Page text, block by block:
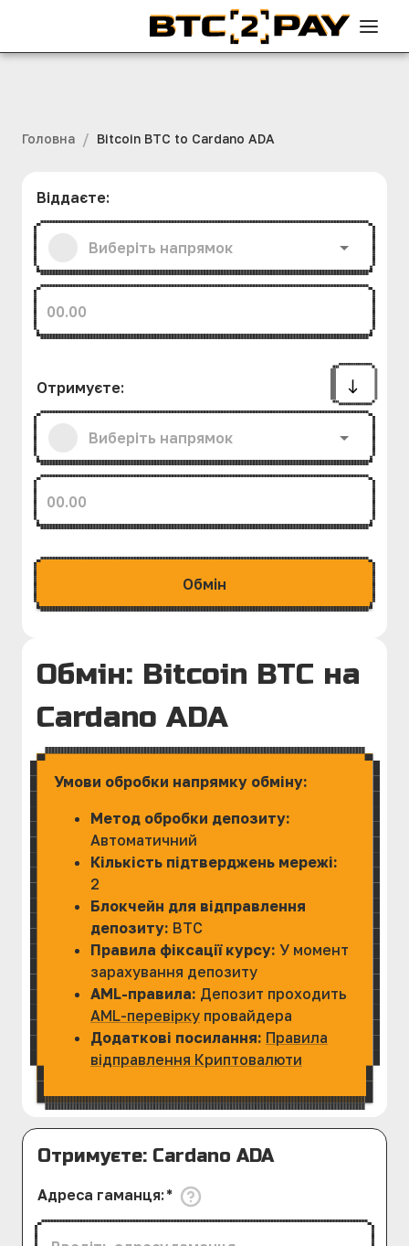
Головна / Bitcoin BTC to Cardano ADA
Обмін: Bitcoin BTC на
Cardano ADA
Умови обробки напрямку обміну:
Метод обробки депозиту:
Автоматичний
Кількість підтверджень мережі:
2
Блокчейн для відправлення
депозиту: BTC
Правила фіксації курсу: У момент
зарахування депозиту
AML-правила: Депозит проходить
AML-перевірку провайдера
Додаткові посилання: Правила
відправлення Криптовалюти
Отримуєте: Cardano ADA
Адреса гаманця: *
Віддаєте:
Отримуєте:
Обмiн